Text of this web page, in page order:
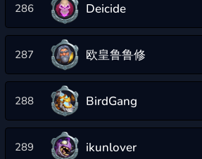
286 Deicide
287 欧皇鲁鲁修
288 BirdGang
289 ikunlover